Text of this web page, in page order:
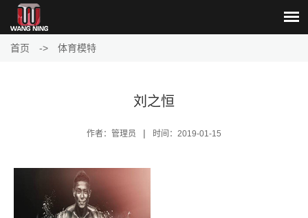
首页 -> 体育模特
刘之恒
作者：管理员 | 时间：2019-01-15